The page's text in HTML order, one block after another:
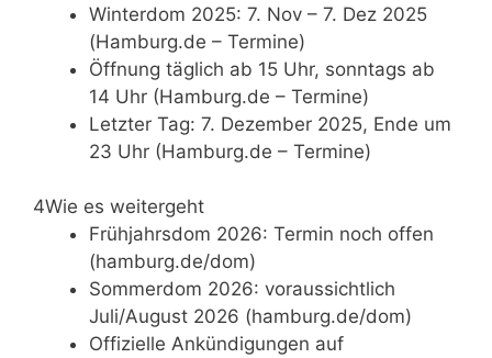
Winterdom 2025: 7. Nov – 7. Dez 2025
(Hamburg.de – Termine)
Öffnung täglich ab 15 Uhr, sonntags ab
14 Uhr (Hamburg.de – Termine)
Letzter Tag: 7. Dezember 2025, Ende um
23 Uhr (Hamburg.de – Termine)
4Wie es weitergeht
Frühjahrsdom 2026: Termin noch offen
(hamburg.de/dom)
Sommerdom 2026: voraussichtlich
Juli/August 2026 (hamburg.de/dom)
Offizielle Ankündigungen auf